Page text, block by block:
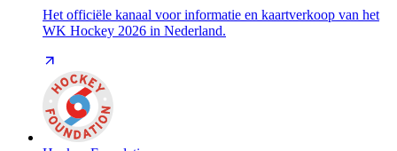
Het officiële kanaal voor informatie en kaartverkoop van het
WK Hockey 2026 in Nederland.